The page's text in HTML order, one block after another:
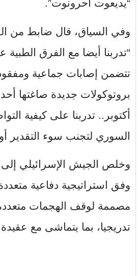
“يديعوت أحرونوت”.
وفي السياق، قال ضابط من
“تدربنا أيضا مع الفرق
تتضمن إصابات جماعية
بروتوكولات جديدة صاغتها
أكتوبر.. تدربنا على كيفية
السوري لتجنب سوء التقدير أو
وخلص الجيش الإسرائيلي إلى
وفق استراتيجية دفاعية
مصممة لوقف الهجمات
تدريجيا، بما يتماشى مع عقيدة